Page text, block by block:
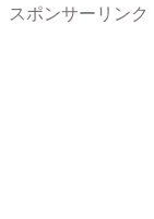
スポンサーリンク